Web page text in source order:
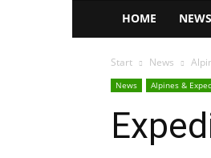
HOME NEWS
Start News
News Alpines &